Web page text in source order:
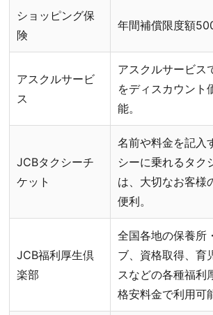
ショッピング保
険
年間補償限度額
アスクルサービ
ス
アスクルサービス
をディスカウント
能。
JCBタクシーチ
ケット
名前や料金を記入
シーに乗れるタク
は、大切なお客様
便利。
JCB福利厚生倶
楽部
全国各地の保養所
ブ、資格取得、育
スなどの各種福利
格安料金で利用可